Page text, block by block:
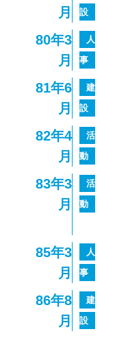
月
設
80年3
月
人
事
81年6
月
建
設
82年4
月
活
動
83年3
月
活
動
85年3
月
人
事
86年8
月
建
設